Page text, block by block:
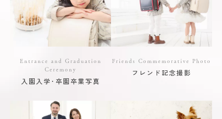
Entrance and Graduation
Ceremony
入園入学･卒園卒業写真
Friends Commemorative Photo
フレンド記念撮影